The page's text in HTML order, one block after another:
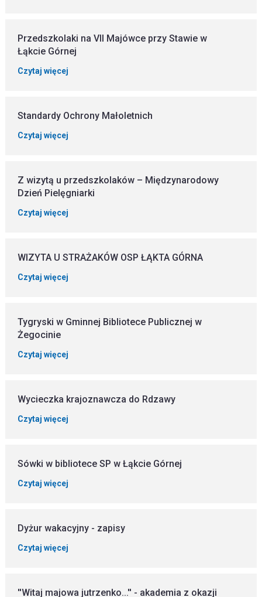
Przedszkolaki na VII Majówce przy Stawie w
Łąkcie Górnej
Czytaj więcej
Standardy Ochrony Małoletnich
Czytaj więcej
Z wizytą u przedszkolaków – Międzynarodowy
Dzień Pielęgniarki
Czytaj więcej
WIZYTA U STRAŻAKÓW OSP ŁĄKTA GÓRNA
Czytaj więcej
Tygryski w Gminnej Bibliotece Publicznej w
Żegocinie
Czytaj więcej
Wycieczka krajoznawcza do Rdzawy
Czytaj więcej
Sówki w bibliotece SP w Łąkcie Górnej
Czytaj więcej
Dyżur wakacyjny - zapisy
Czytaj więcej
''Witaj majowa jutrzenko...'' - akademia z okazji